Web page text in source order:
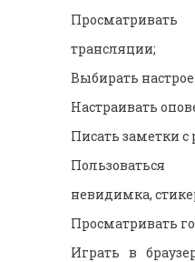
трансляции;
Выбирать
Настраивать
Писать заметки
невидимка,
Просматривать
Играть в